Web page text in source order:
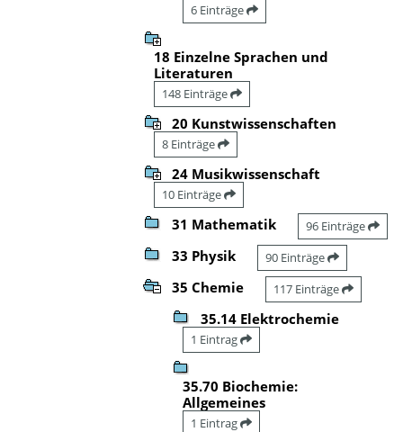
6 Einträge
18 Einzelne Sprachen und
Literaturen
148 Einträge
20 Kunstwissenschaften
8 Einträge
24 Musikwissenschaft
10 Einträge
31 Mathematik 96 Einträge
33 Physik 90 Einträge
35 Chemie 117 Einträge
35.14 Elektrochemie
1 Eintrag
35.70 Biochemie:
Allgemeines
1 Eintrag